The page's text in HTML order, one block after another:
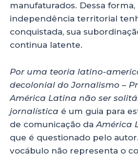
manufaturados. Dessa
independência territorial
conquistada, sua
continua latente.
Por uma teoria latino-
decolonial do Jornalismo –
América Latina não ser
jornalística é um guia para
de comunicação da América
que é questionado pelo
vocábulo não representa o